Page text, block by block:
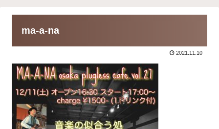
ma-a-na
2021.11.10